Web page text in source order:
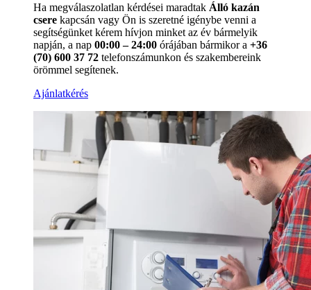
Ha megválaszolatlan kérdései maradtak Álló kazán
csere kapcsán vagy Ön is szeretné igénybe venni a
segítségünket kérem hívjon minket az év bármelyik
napján, a nap 00:00 – 24:00 órájában bármikor a +36
(70) 600 37 72 telefonszámunkon és szakembereink
örömmel segítenek.
Ajánlatkérés